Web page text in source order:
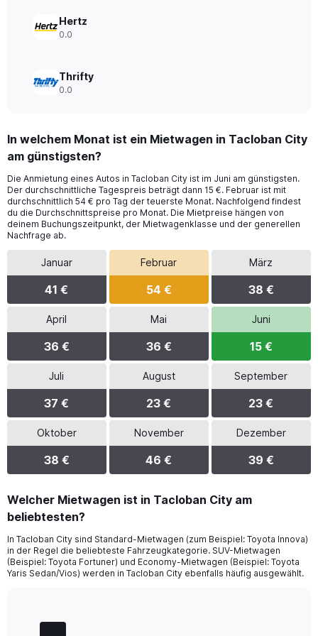
Hertz
0.0
Thrifty
0.0
In welchem Monat ist ein Mietwagen in Tacloban City
am günstigsten?
Die Anmietung eines Autos in Tacloban City ist im Juni am günstigsten.
Der durchschnittliche Tagespreis beträgt dann 15 €. Februar ist mit
durchschnittlich 54 € pro Tag der teuerste Monat. Nachfolgend findest
du die Durchschnittspreise pro Monat. Die Mietpreise hängen von
deinem Buchungszeitpunkt, der Mietwagenklasse und der generellen
Nachfrage ab.
Januar
41 €
Februar
54 €
März
38 €
April
36 €
Mai
36 €
Juni
15 €
Juli
37 €
August
23 €
September
23 €
Oktober
38 €
November
46 €
Dezember
39 €
Welcher Mietwagen ist in Tacloban City am
beliebtesten?
In Tacloban City sind Standard-Mietwagen (zum Beispiel: Toyota Innova)
in der Regel die beliebteste Fahrzeugkategorie. SUV-Mietwagen
(Beispiel: Toyota Fortuner) und Economy-Mietwagen (Beispiel: Toyota
Yaris Sedan/Vios) werden in Tacloban City ebenfalls häufig ausgewählt.